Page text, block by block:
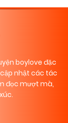
boylove đặc
nhật các tác
đọc mượt mà,